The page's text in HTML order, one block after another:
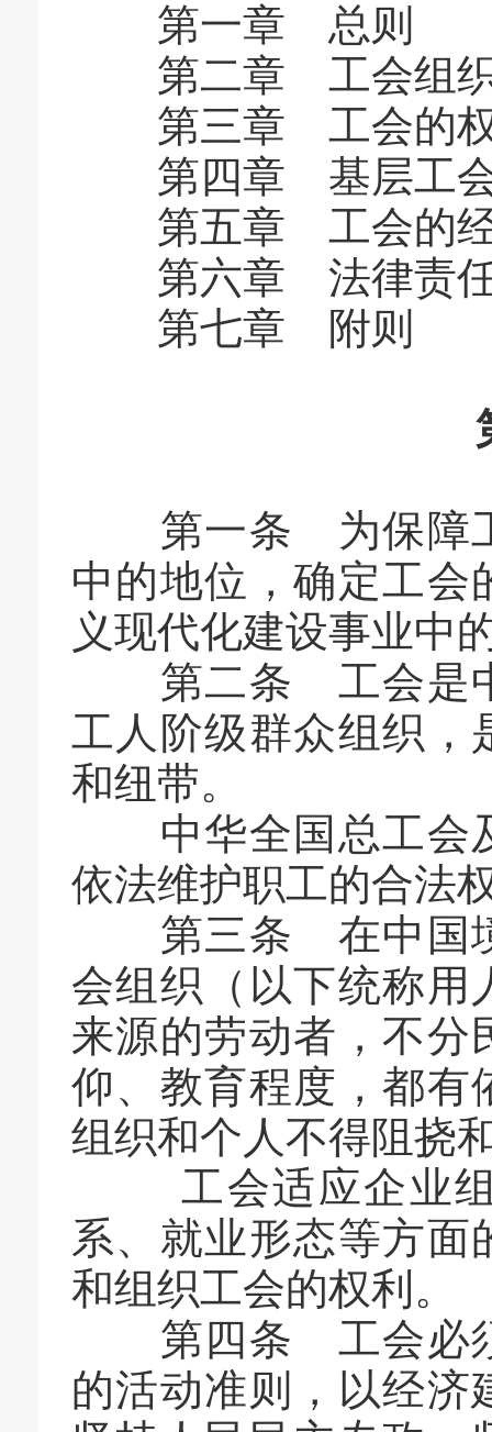
第一章 总则
第二章 工会组
第三章 工会的权
第四章 基层工会
第五章 工会的经
第六章 法律责
第七章 附则
第一条 为保障工
中的地位，确定工会
义现代化建设事业中
第二条 工会是中
工人阶级群众组织，
和纽带。
中华全国总工会及
依法维护职工的合法
第三条 在中国境
会组织（以下统称用
来源的劳动者，不分
仰、教育程度，都有
组织和个人不得阻挠
工会适应企业组
系、就业形态等方面
和组织工会的权利。
第四条 工会必须
的活动准则，以经济